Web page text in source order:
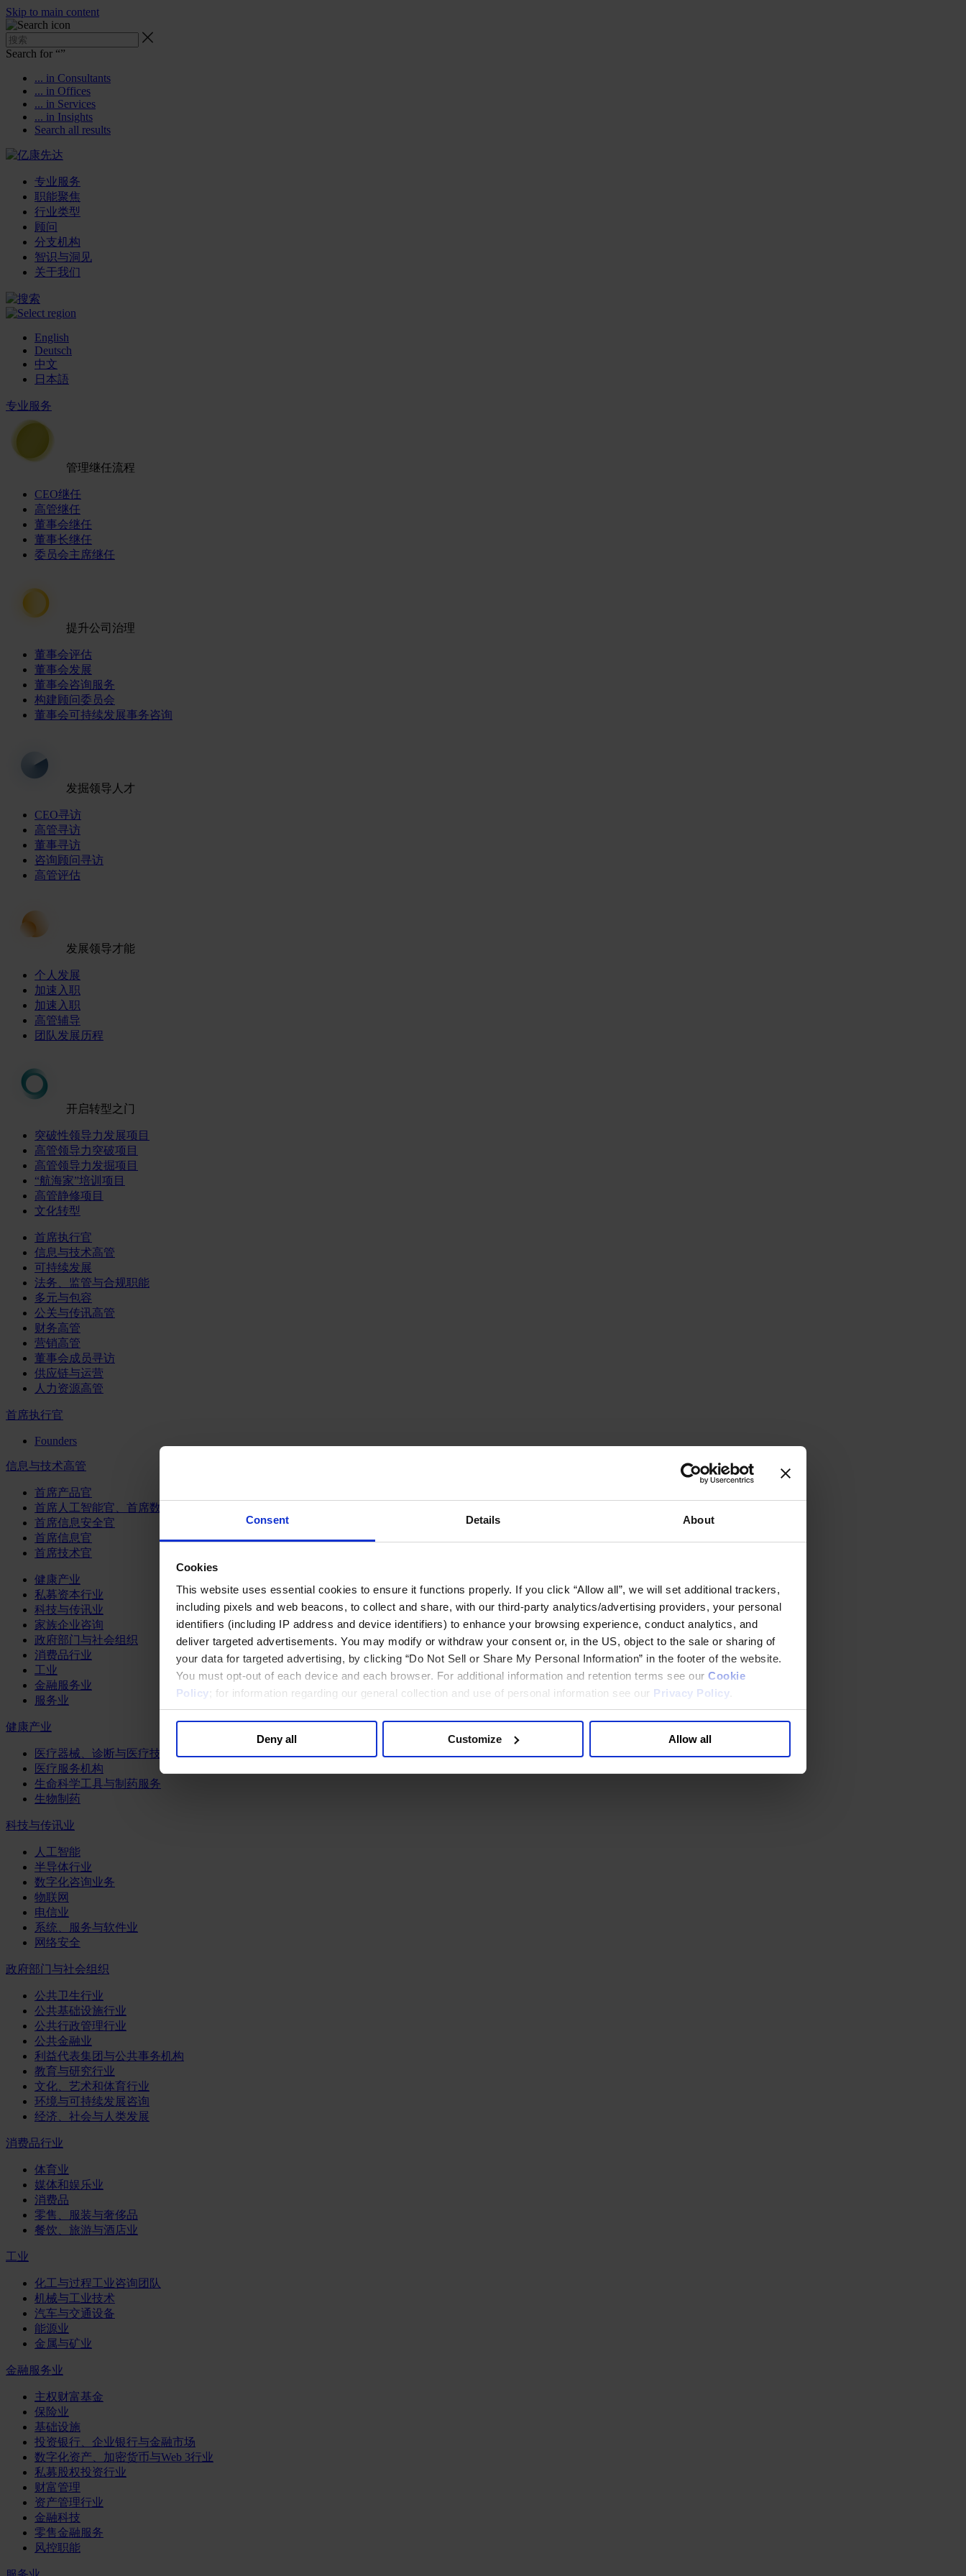
Consent Details About
Cookies
This website uses essential cookies to ensure it functions properly. If you click “Allow all”, we will set additional trackers,
including pixels and web beacons, to collect and share, with our third-party analytics/advertising providers, your personal
identifiers (including IP address and device identifiers) to enhance your browsing experience, conduct analytics, and
deliver targeted advertisements. You may modify or withdraw your consent or, in the US, object to the sale or sharing of
your data for targeted advertising, by clicking “Do Not Sell or Share My Personal Information” in the footer of the website.
You must opt-out of each device and each browser. For additional information and retention terms see our Cookie
Policy; for information regarding our general collection and use of personal information see our Privacy Policy
Deny all Customize Allow all
Skip to main content
Search for “”
... in Consultants
... in Offices
... in Services
... in Insights
Search all results
专业服务
职能聚焦
行业类型
顾问
分支机构
智识与洞见
关于我们
English
Deutsch
中文
日本語
专业服务
管理继任流程
CEO继任
高管继任
董事会继任
董事长继任
委员会主席继任
提升公司治理
董事会评估
董事会发展
董事会咨询服务
构建顾问委员会
董事会可持续发展事务咨询
发掘领导人才
CEO寻访
高管寻访
董事寻访
咨询顾问寻访
高管评估
发展领导才能
个人发展
加速入职
加速入职
高管辅导
团队发展历程
开启转型之门
突破性领导力发展项目
高管领导力突破项目
高管领导力发掘项目
“航海家”培训项目
高管静修项目
文化转型
首席执行官
信息与技术高管
可持续发展
法务、监管与合规职能
多元与包容
公关与传讯高管
财务高管
营销高管
董事会成员寻访
供应链与运营
人力资源高管
首席执行官
Founders
信息与技术高管
首席产品官
首席人工智能官、首席数据官和首席数据解析官
首席信息安全官
首席信息官
首席技术官
健康产业
私募资本行业
科技与传讯业
家族企业咨询
政府部门与社会组织
消费品行业
工业
金融服务业
服务业
健康产业
医疗器械、诊断与医疗技术
医疗服务机构
生命科学工具与制药服务
生物制药
科技与传讯业
人工智能
半导体行业
数字化咨询业务
物联网
电信业
系统、服务与软件业
网络安全
政府部门与社会组织
公共卫生行业
公共基础设施行业
公共行政管理行业
公共金融业
利益代表集团与公共事务机构
教育与研究行业
文化、艺术和体育行业
环境与可持续发展咨询
经济、社会与人类发展
消费品行业
体育业
媒体和娱乐业
消费品
零售、服装与奢侈品
餐饮、旅游与酒店业
工业
化工与过程工业咨询团队
机械与工业技术
汽车与交通设备
能源业
金属与矿业
金融服务业
主权财富基金
保险业
基础设施
投资银行、企业银行与金融市场
数字化资产、加密货币与Web 3行业
私募股权投资行业
财富管理
资产管理行业
金融科技
零售金融服务
风控职能